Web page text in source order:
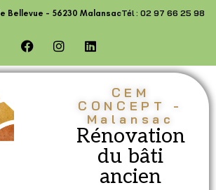
Bellevue - 56230 MalansacTél : 02 97 66 25 98
CEM
CONCEPT -
Malansac
Rénovation
du bâti
ancien